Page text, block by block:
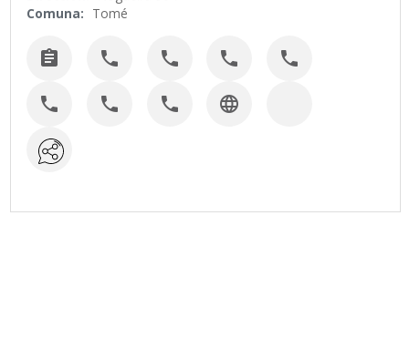
Comuna: Tomé
    
   